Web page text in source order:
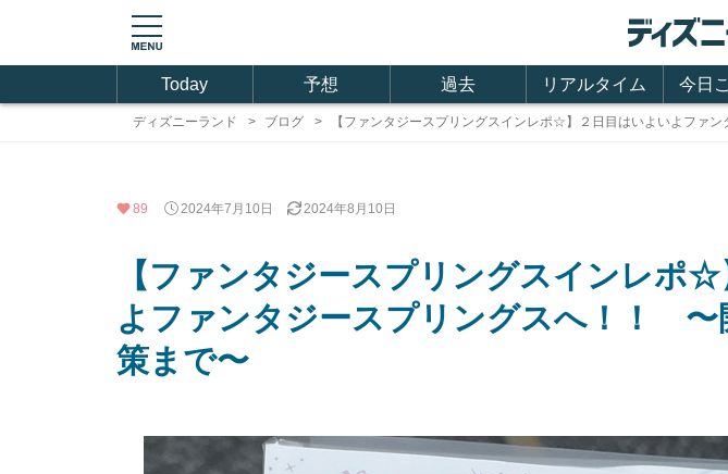
Today 予想 過去 リアルタイム 今日
ディズニーランド ブログ 【ファンタジースプリングスインレポ☆】２日目はいよいよファ
89 2024年7月10日 2024年8月10日
【ファンタジースプリングスインレポ
よファンタジースプリングスへ！！ 〜
策まで〜